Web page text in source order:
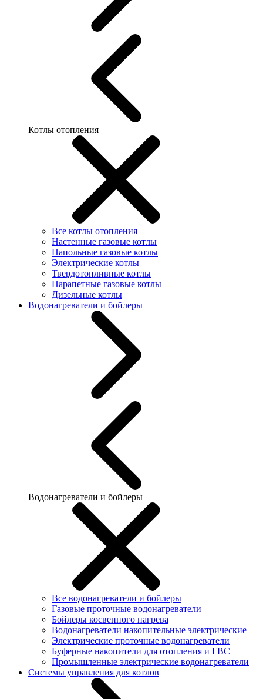
Котлы отопления
Все котлы отопления
Настенные газовые котлы
Напольные газовые котлы
Электрические котлы
Твердотопливные котлы
Парапетные газовые котлы
Дизельные котлы
Водонагреватели и бойлеры
Водонагреватели и бойлеры
Все водонагреватели и бойлеры
Газовые проточные водонагреватели
Бойлеры косвенного нагрева
Водонагреватели накопительные электрические
Электрические проточные водонагреватели
Буферные накопители для отопления и ГВС
Промышленные электрические водонагреватели
Системы управления для котлов